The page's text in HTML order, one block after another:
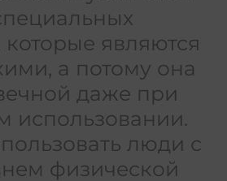
являются
а потому она
даже при
использовании.
люди с
физической